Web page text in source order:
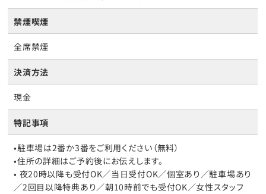
禁煙喫煙
全席禁煙
決済方法
現金
特記事項
•駐車場は2番か3番をご利用ください（無料）
•住所の詳細はご予約後にお伝えします。
• 夜20時以降も受付OK／当日受付OK／個室あり／駐車場あり
／2回目以降特典あり／朝10時前でも受付OK／女性スタッフ